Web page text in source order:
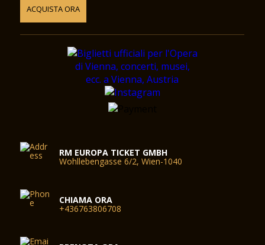
ACQUISTA ORA
RM EUROPA TICKET GMBH
Wohllebengasse 6/2, Wien-1040
CHIAMA ORA
+436763806708